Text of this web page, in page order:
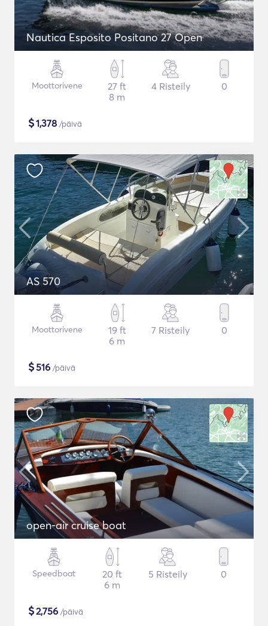
Nautica Esposito Positano 27 Open
Moottorivene
27 ft
8 m
4 Risteily 0
$1,378 /päivä
AS 570
Moottorivene
19 ft
6 m
7 Risteily 0
$516 /päivä
open-air cruise boat
Speedboat
20 ft
6 m
5 Risteily 0
$2,756 /päivä